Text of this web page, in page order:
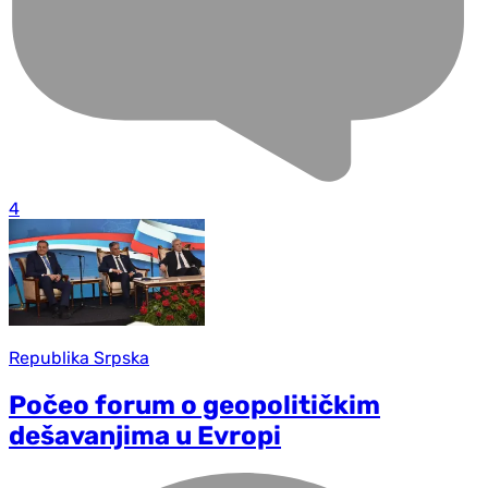
4
Republika Srpska
Počeo forum o geopolitičkim
dešavanjima u Evropi